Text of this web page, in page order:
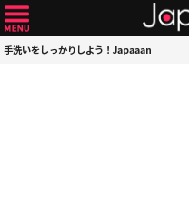
手洗いをしっかりしよう！Japaaan